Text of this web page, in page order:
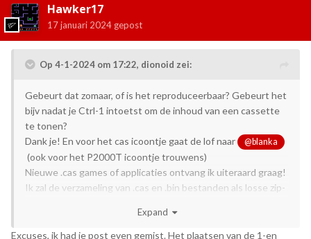
Hawker17
17 januari 2024 gepost
Op 4-1-2024 om 17:22, dionoid zei:
Gebeurt dat zomaar, of is het reproduceerbaar? Gebeurt het
bijv nadat je Ctrl-1 intoetst om de inhoud van een cassette
te tonen?
Dank je! En voor het cas icoontje gaat de lof naar
@blanka
(ook voor het P2000T icoontje trouwens)
Nieuwe .cas games of applicaties ontvang ik uiteraard graag!
Ik zal de verzameling van .cas en .bin bestanden als losse zip-
Expand
Excuses, ik had je post even gemist. Het plaatsen van de 1-en